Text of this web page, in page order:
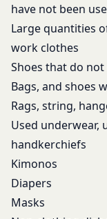
have not been
Large quantities
work clothes
Shoes that do
Bags, and shoes
Rags, string,
Used underwear,
handkerchiefs
Kimonos
Diapers
Masks
なるような内
方法により、
す。
当社が提供す
ス以外のサー
れら外部サー
については、
発効日：2021
当社または
著作権等の
益を侵害す
当社または
当社もしく
たは損害を
お客様IDお
為
会員の行為が